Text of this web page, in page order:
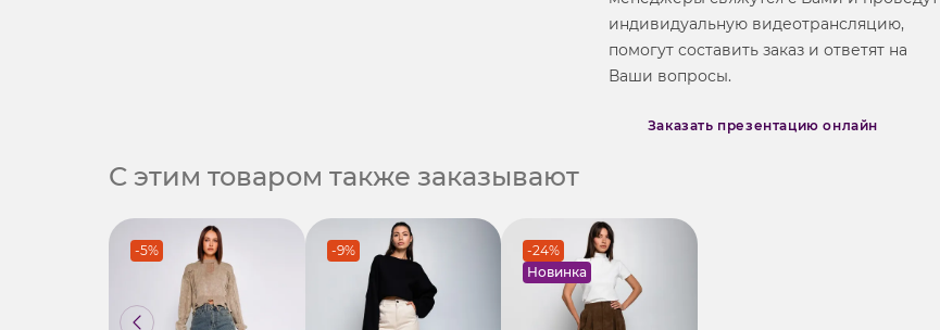
индивидуальную видеотрансляцию,
помогут составить заказ и ответят на
Ваши вопросы.
Заказать презентацию онлайн
С этим товаром также заказывают
-5% -9%
-24%
Новинка